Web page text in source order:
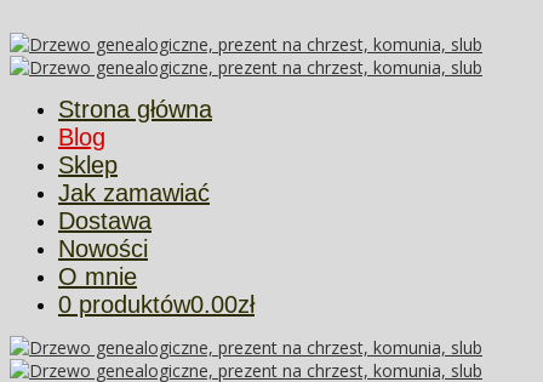
Strona główna
Blog
Sklep
Jak zamawiać
Dostawa
Nowości
O mnie
0 produktów0.00zł